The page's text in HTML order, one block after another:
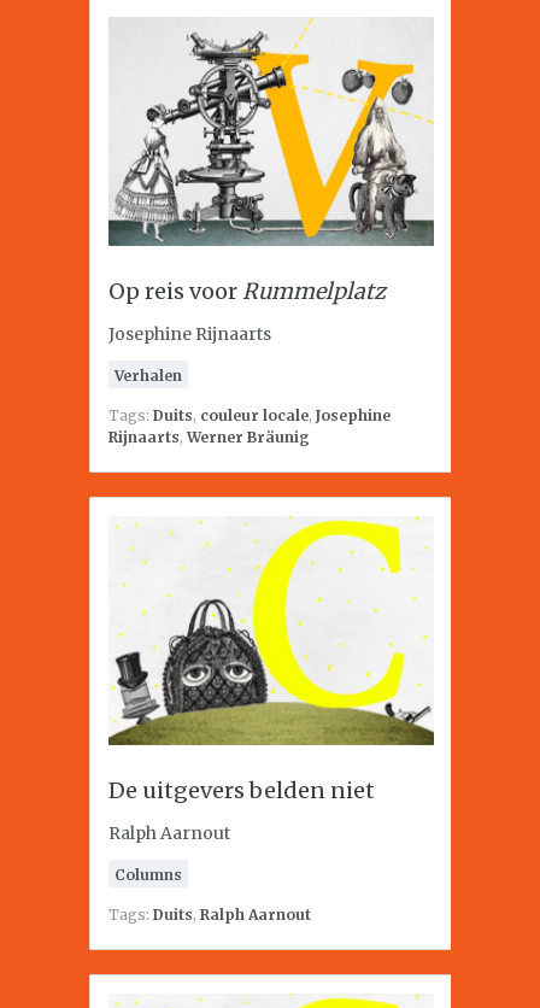
Op reis voorRummelplatz
Josephine Rijnaarts
Verhalen
Tags: Duits, couleur locale, Josephine
Rijnaarts,Werner Bräunig
De uitgevers belden niet
Ralph Aarnout
Columns
Tags: Duits, Ralph Aarnout